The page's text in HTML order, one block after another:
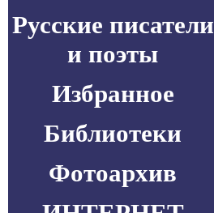
Русские писатели
и поэты
Избранное
Библиотеки
Фотоархив